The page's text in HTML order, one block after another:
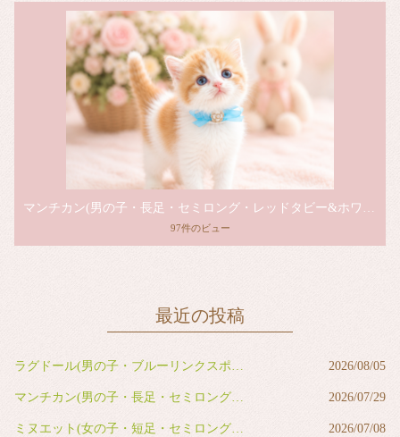
マンチカン(男の子・長足・セミロング・レッドタビー&ホワイト)
97件のビュー
最近の投稿
ラグドール(男の子・ブルーリンクスポイントバイカラー) 2026/08/05
マンチカン(男の子・長足・セミロング・レッドタビー&ホワイト) 2026/07/29
ミヌエット(女の子・短足・セミロング・ブルー&ホワイト) 2026/07/08